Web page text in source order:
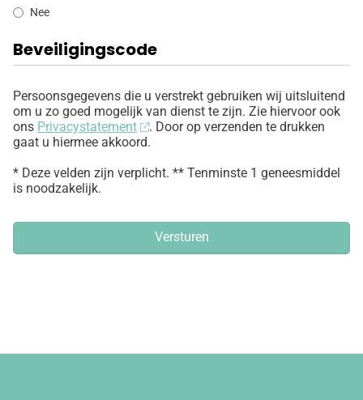
Nee
Beveiligingscode
Persoonsgegevens die u verstrekt gebruiken wij uitsluitend
om u zo goed mogelijk van dienst te zijn. Zie hiervoor ook
ons Privacystatement
. Door op verzenden te drukken
gaat u hiermee akkoord.
* Deze velden zijn verplicht. ** Tenminste 1 geneesmiddel
is noodzakelijk.